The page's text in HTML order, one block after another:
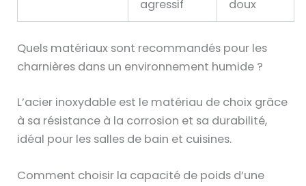
a
c
t
r
i
s
i
a
r
a
t
é
r
s
agressif
doux
Quels matériaux sont recommandés pour les
charnières dans un environnement humide ?
L’acier inoxydable est le matériau de choix grâce
à sa résistance à la corrosion et sa durabilité,
idéal pour les salles de bain et cuisines.
Comment choisir la capacité de poids d’une